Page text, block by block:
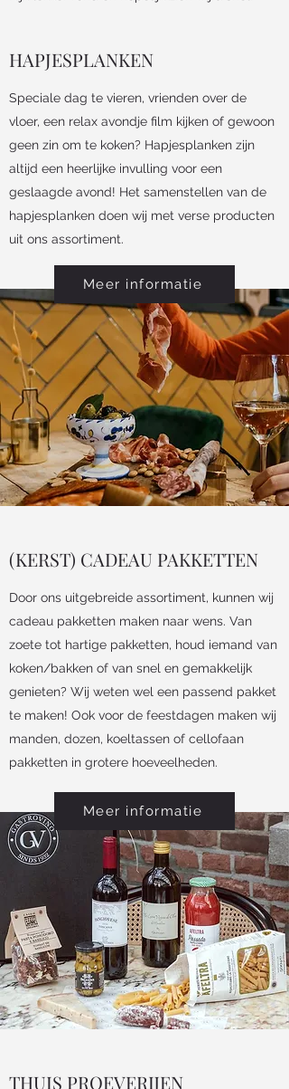
HAPJESPLANKEN
Speciale dag te vieren, vrienden over de
vloer, een relax avondje film kijken of gewoon
geen zin om te koken? Hapjesplanken zijn
altijd een heerlijke invulling voor een
geslaagde avond! Het samenstellen van de
hapjesplanken doen wij met verse producten
uit ons assortiment.
Meer informatie
(KERST) CADEAU PAKKETTEN
Door ons uitgebreide assortiment, kunnen wij
cadeau pakketten maken naar wens. Van
zoete tot hartige pakketten, houd iemand van
koken/bakken of van snel en gemakkelijk
genieten? Wij weten wel een passend pakket
te maken! Ook voor de feestdagen maken wij
manden, dozen, koeltassen of cellofaan
pakketten in grotere hoeveelheden.
Meer informatie
THUIS PROEVERIJEN